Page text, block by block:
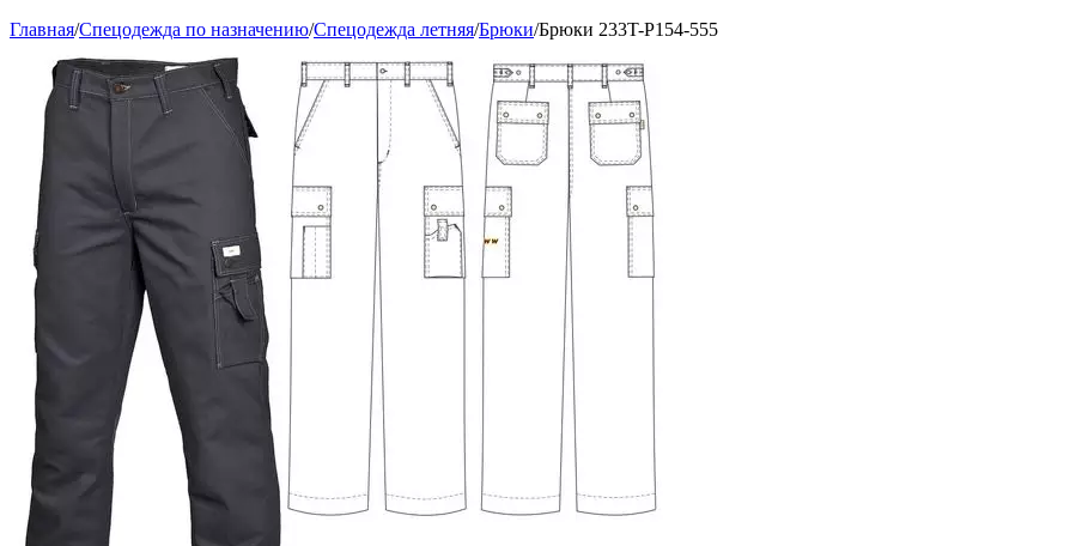
Главная/Спецодежда по назначению/Спецодежда летняя/Брюки/Брюки 233T-P154-555